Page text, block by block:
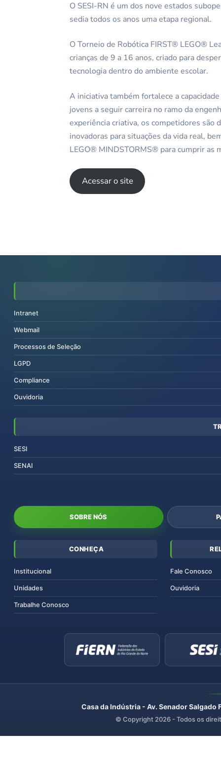
O SESI-RN é um dos nove estados
sedia todos os anos uma etapa regional.
O Torneio de Robótica FIRST® LEGO®
crianças de 9 a 16 anos, criado para
tecnologia dentro do ambiente escolar.
A iniciativa também fortalece a
jovens a seguir carreira no ramo da
experiência criativa, os competidores são
inovadoras para situações da vida real,
LEGO® MINDSTORMS® para cumprir as
Acessar o site
Intranet
Webmail
Processos de Seleção
LGPD
Compliance
Ouvidoria
SESI
SENAI
SOBRE NÓS
CONHEÇA
Institucional
Unidades
Trabalhe Conosco
Fale Conosco
Ouvidoria
Casa da Indústria - Av. Senador
© Copyright 2026 - Todos os